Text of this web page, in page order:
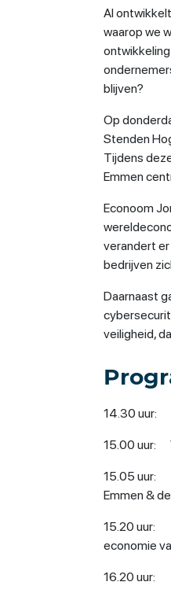
AI
waarop we
blijven?
Op
Stenden
Tijdens
Emmen
Econoom
verandert
bedrijven
Daarnaast
veiligheid,
14.30 uur:
15.00 uur:
15.05 uur:
Emmen &
15.20 uur:
economie
16.20 uur: